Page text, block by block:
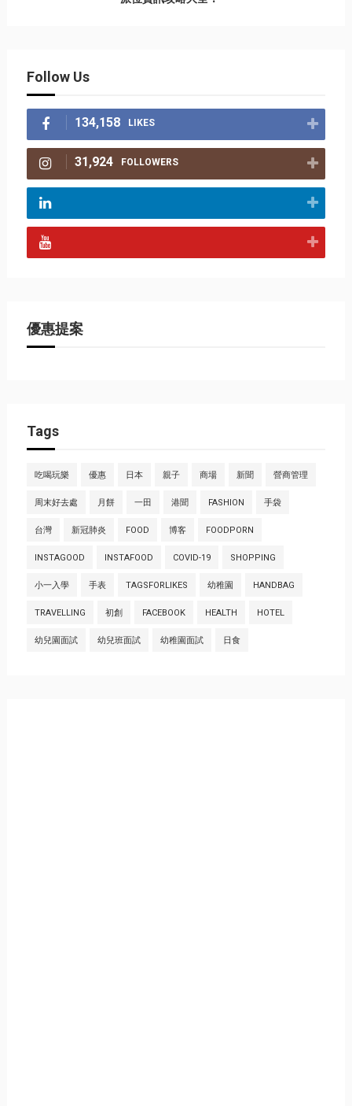
Follow Us
134,158 LIKES
31,924 FOLLOWERS
優惠提案
Tags
吃喝玩樂 優惠 日本 親子 商場 新聞 營商管理
周末好去處 月餅 一田 港聞 FASHION 手袋
台灣 新冠肺炎 FOOD 博客 FOODPORN
INSTAGOOD INSTAFOOD COVID-19 SHOPPING
小一入學 手表 TAGSFORLIKES 幼稚園 HANDBAG
TRAVELLING 初創 FACEBOOK HEALTH HOTEL
幼兒園面試 幼兒班面試 幼稚園面試 日食